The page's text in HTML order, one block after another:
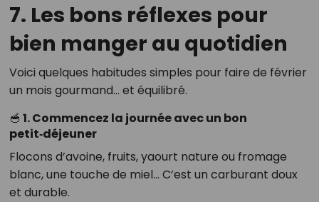
7. Les bons réflexes pour
bien manger au quotidien
Voici quelques habitudes simples pour faire de février
un mois gourmand… et équilibré.
🥣 1. Commencez la journée avec un bon
petit‑déjeuner
Flocons d’avoine, fruits, yaourt nature ou fromage
blanc, une touche de miel… C’est un carburant doux
et durable.